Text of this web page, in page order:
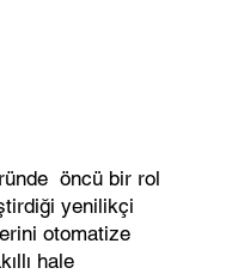
öncü bir rol
yenilikçi
otomatize
hale